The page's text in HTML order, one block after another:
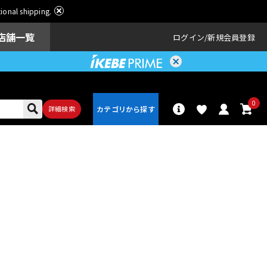
shipping.
舗一覧 ログイン 新規会員登録
詳細検索
0